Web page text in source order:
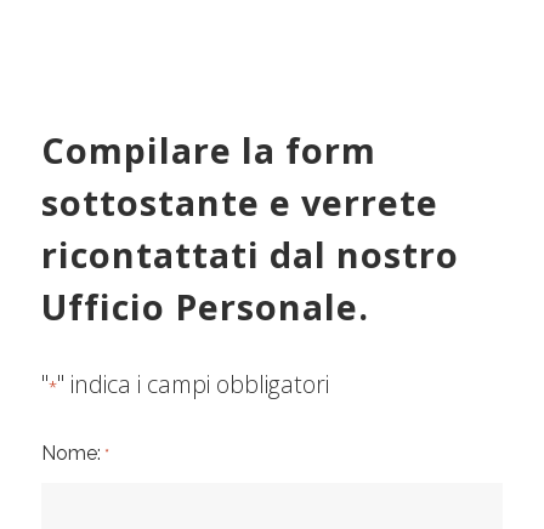
Compilare la form
sottostante e verrete
ricontattati dal nostro
Ufficio Personale.
"*" indica i campi obbligatori
Nome: *